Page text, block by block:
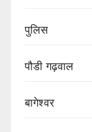
पुलिस
पौडी गढ़वाल
बागेश्वर